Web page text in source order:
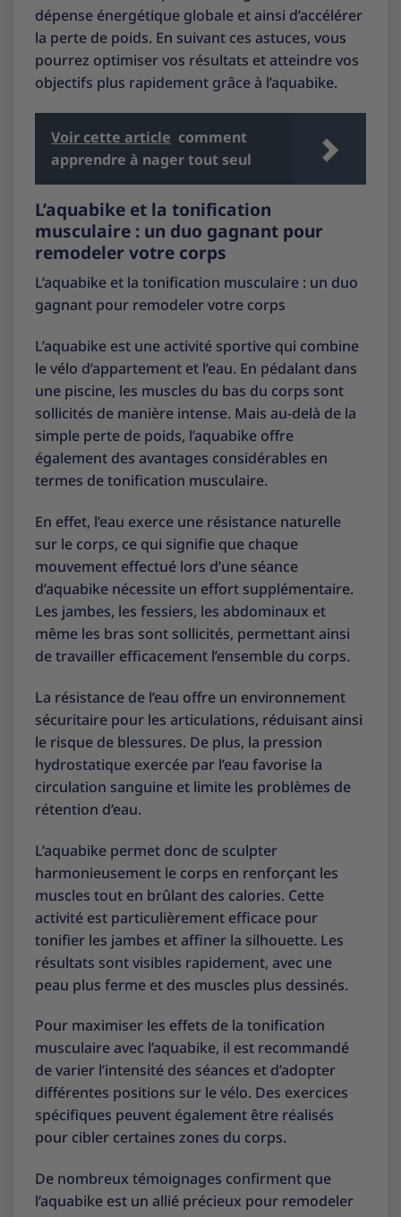
dépense énergétique globale et ainsi d’accélérer
la perte de poids. En suivant ces astuces, vous
pourrez optimiser vos résultats et atteindre vos
objectifs plus rapidement grâce à l’aquabike.
Voir cette article comment
apprendre à nager tout seul
L’aquabike et la tonification
musculaire : un duo gagnant pour
remodeler votre corps
L’aquabike et la tonification musculaire : un duo
gagnant pour remodeler votre corps
L’aquabike est une activité sportive qui combine
le vélo d’appartement et l’eau. En pédalant dans
une piscine, les muscles du bas du corps sont
sollicités de manière intense. Mais au-delà de la
simple perte de poids, l’aquabike offre
également des avantages considérables en
termes de tonification musculaire.
En effet, l’eau exerce une résistance naturelle
sur le corps, ce qui signifie que chaque
mouvement effectué lors d’une séance
d’aquabike nécessite un effort supplémentaire.
Les jambes, les fessiers, les abdominaux et
même les bras sont sollicités, permettant ainsi
de travailler efficacement l’ensemble du corps.
La résistance de l’eau offre un environnement
sécuritaire pour les articulations, réduisant ainsi
le risque de blessures. De plus, la pression
hydrostatique exercée par l’eau favorise la
circulation sanguine et limite les problèmes de
rétention d’eau.
L’aquabike permet donc de sculpter
harmonieusement le corps en renforçant les
muscles tout en brûlant des calories. Cette
activité est particulièrement efficace pour
tonifier les jambes et affiner la silhouette. Les
résultats sont visibles rapidement, avec une
peau plus ferme et des muscles plus dessinés.
Pour maximiser les effets de la tonification
musculaire avec l’aquabike, il est recommandé
de varier l’intensité des séances et d’adopter
différentes positions sur le vélo. Des exercices
spécifiques peuvent également être réalisés
pour cibler certaines zones du corps.
De nombreux témoignages confirment que
l’aquabike est un allié précieux pour remodeler